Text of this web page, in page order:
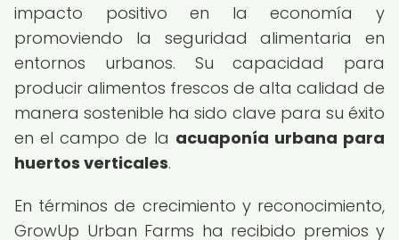
impacto positivo en la economía y
promoviendo la seguridad alimentaria en
entornos urbanos. Su capacidad para
producir alimentos frescos de alta calidad de
manera sostenible ha sido clave para su éxito
en el campo de la acuaponía urbana para
huertos verticales.
En términos de crecimiento y reconocimiento,
GrowUp Urban Farms ha recibido premios y